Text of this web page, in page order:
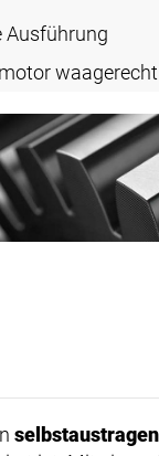
Ausführung
waagerecht